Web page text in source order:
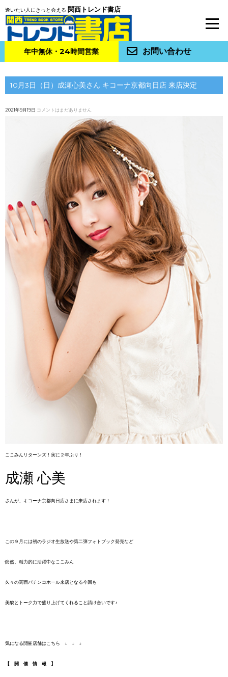
逢いたい人にきっと会える 関西トレンド書店
年中無休・24時間営業 お問い合わせ
10月3日（日）成瀬心美さん キコーナ京都向日店 来店決定
2021年9月19日 コメントはまだありません
ここみんリターンズ！実に２年ぶり！
成瀬 心美
さんが、キコーナ京都向日店さまに来店されます！
この９月には初のラジオ生放送や第二弾フォトブック発売など
俄然、精力的に活躍中なここみん
久々の関西パチンコホール来店となる今回も
美貌とトーク力で盛り上げてくれること請け合いです♪
気になる開催店舗はこちら ↓ ↓ ↓
【 開 催 情 報 】